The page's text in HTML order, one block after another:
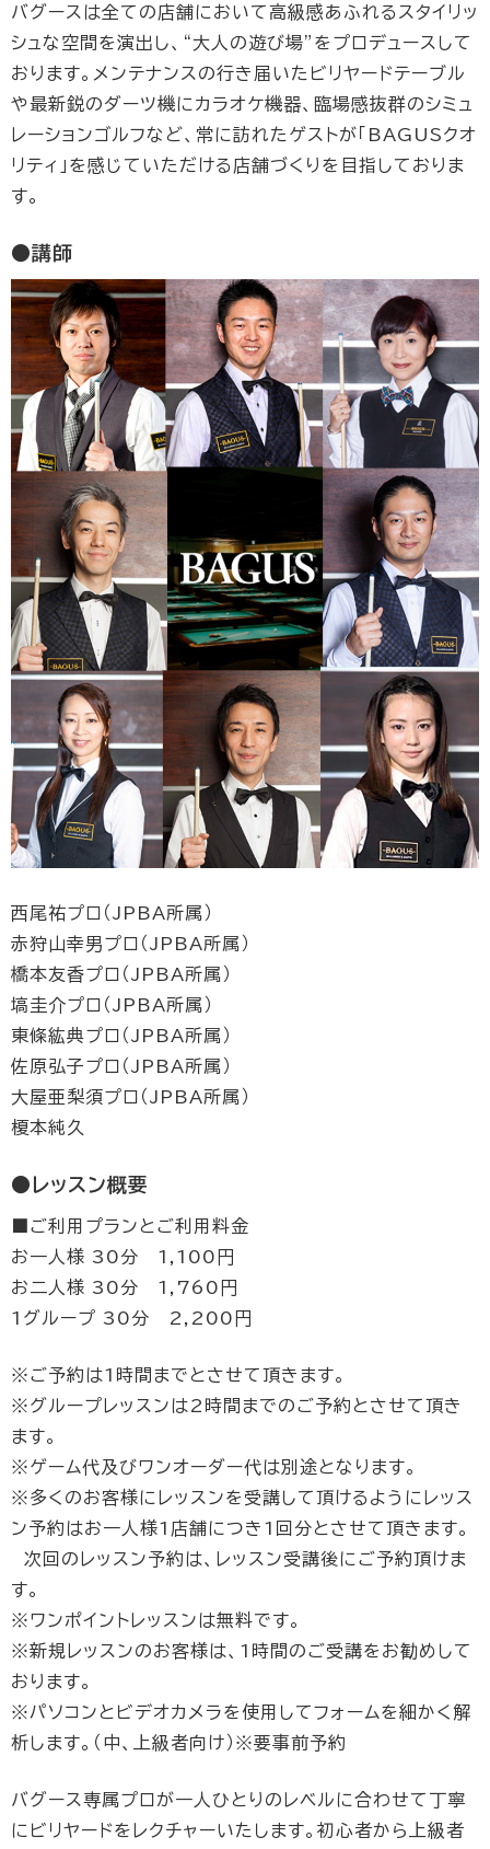
バグースは全ての店舗において高級感あふれるスタイリッ
シュな空間を演出し、“大人の遊び場”をプロデュースして
おります。メンテナンスの行き届いたビリヤードテーブル
や最新鋭のダーツ機にカラオケ機器、臨場感抜群のシミュ
レーションゴルフなど、常に訪れたゲストが「BAGUSクオ
リティ」を感じていただける店舗づくりを目指しておりま
す。
●講師
西尾祐プロ（JPBA所属）
赤狩山幸男プロ（JPBA所属）
橋本友香プロ（JPBA所属）
塙圭介プロ（JPBA所属）
東條紘典プロ（JPBA所属）
佐原弘子プロ（JPBA所属）
大屋亜梨須プロ（JPBA所属）
榎本純久
●レッスン概要
■ご利用プランとご利用料金
お一人様 30分 1,100円
お二人様 30分 1,760円
1グループ 30分 2,200円
※ご予約は1時間までとさせて頂きます。
※グループレッスンは2時間までのご予約とさせて頂き
ます。
※ゲーム代及びワンオーダー代は別途となります。
※多くのお客様にレッスンを受講して頂けるようにレッス
ン予約はお一人様1店舗につき1回分とさせて頂きます。
次回のレッスン予約は、レッスン受講後にご予約頂けま
す。
※ワンポイントレッスンは無料です。
※新規レッスンのお客様は、1時間のご受講をお勧めして
おります。
※パソコンとビデオカメラを使用してフォームを細かく解
析します。（中、上級者向け）※要事前予約
バグース専属プロが一人ひとりのレベルに合わせて丁寧
にビリヤードをレクチャーいたします。初心者から上級者